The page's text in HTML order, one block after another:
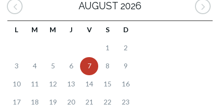
AUGUST 2026
L M M J V S D
1 2
3 4 5 6 7 8 9
10 11 12 13 14 15 16
17 18 19 20 21 22 23